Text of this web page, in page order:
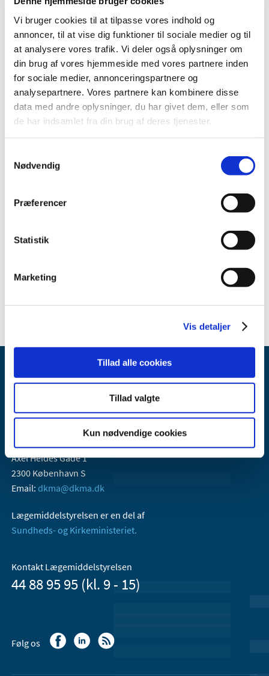
Vi bruger cookies til at tilpasse vores indhold og
annoncer, til at vise dig funktioner til sociale medier og til
at analysere vores trafik. Vi deler også oplysninger om
din brug af vores hjemmeside med vores partnere inden
for sociale medier, annonceringspartnere og
analysepartnere. Vores partnere kan kombinere disse
data med andre oplysninger, du har givet dem, eller som
de har indsamlet fra din brug af deres tjenester.
Nødvendig
Præferencer
Statistik
Marketing
Vis detaljer
Tillad alle cookies
Tillad valgte
Kun nødvendige cookies
2025 (8)
2024 (11)
2023 (7)
december (2)
oktober (1)
juli (1)
maj (1)
2020 (32)
2018 (25)
2016 (19)
Lægemiddelstyrelsen
Axel Heides Gade 1
2300 København S
Email: dkma@dkma.dk
Lægemiddelstyrelsen er en del af
Sundheds- og Kirkeministeriet.
Kontakt Lægemiddelstyrelsen
44 88 95 95 (kl. 9 - 15)
Følg os